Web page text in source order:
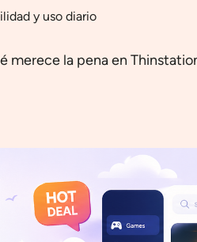
y uso diario
merece la pena en